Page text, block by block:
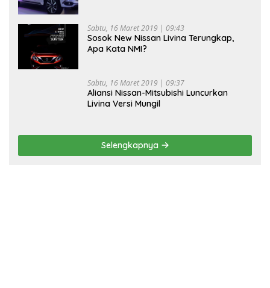
Sabtu, 16 Maret 2019 | 09:43
Sosok New Nissan Livina Terungkap,
Apa Kata NMI?
Sabtu, 16 Maret 2019 | 09:37
Aliansi Nissan-Mitsubishi Luncurkan
Livina Versi Mungil
Selengkapnya